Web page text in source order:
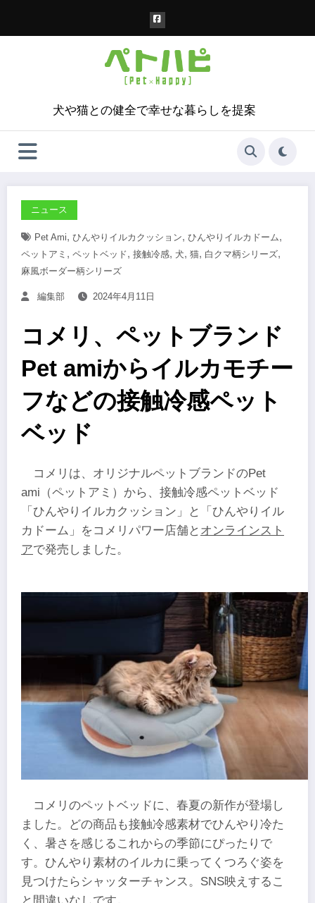
犬や猫との健全で幸せな暮らしを提案
ニュース
Pet Ami, ひんやりイルカクッション, ひんやりイルカドーム,
ペットアミ , ペットベッド, 接触冷感, 犬, 猫, 白クマ柄シリーズ,
麻風ボーダー柄シリーズ
編集部 2024年4月11日
コメリ、ペットブランド
Pet amiからイルカモチー
フなどの接触冷感ペット
ベッド
コメリは、オリジナルペットブランドのPet
ami（ペットアミ）から、接触冷感ペットベッド
「ひんやりイルカクッション」と「ひんやりイル
カドーム」をコメリパワー店舗と オンラインスト
アで発売しました。
コメリのペットベッドに、春夏の新作が登場し
ました。どの商品も接触冷感素材でひんやり冷た
く、暑さを感じるこれからの季節にぴったりで
す。ひんやり素材のイルカに乗ってくつろぐ姿を
見つけたらシャッターチャンス。SNS映えするこ